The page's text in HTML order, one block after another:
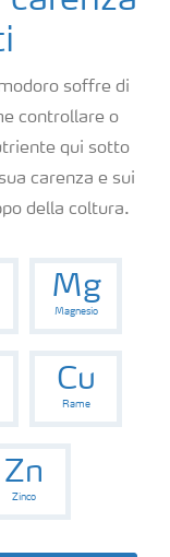
soffre di
controllare o
qui sotto
carenza e sui
della coltura.
Mg
Magnesio
Cu
Rame
Zn
Zinco